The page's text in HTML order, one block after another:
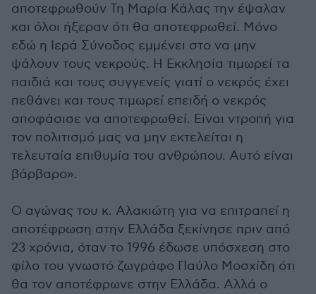
αποτεφρωθούν Τη Μαρία Κάλας την έψαλαν
και όλοι ήξεραν ότι θα αποτεφρωθεί. Μόνο
εδώ η Ιερά Σύνοδος εμμένει στο να μην
ψάλουν τους νεκρούς. Η Εκκλησία τιμωρεί τα
παιδιά και τους συγγενείς γιατί ο νεκρός έχει
πεθάνει και τους τιμωρεί επειδή ο νεκρός
αποφάσισε να αποτεφρωθεί. Είναι ντροπή για
τον πολιτισμό μας να μην εκτελείται η
τελευταία επιθυμία του ανθρώπου. Αυτό είναι
βάρβαρο».
Ο αγώνας του κ. Αλακιώτη για να επιτραπεί η
αποτέφρωση στην Ελλάδα ξεκίνησε πριν από
23 χρόνια, όταν το 1996 έδωσε υπόσχεση στο
φίλο του γνωστό ζωγράφο Παύλο Μοσχίδη ότι
θα τον αποτέφρωνε στην Ελλάδα. Αλλά ο